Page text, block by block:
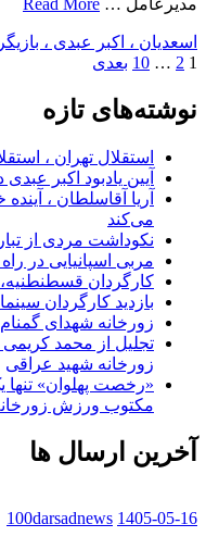
مدیرعامل … Read More
اسعدیان ، اکبر عبدی ، بازیگر
صفحه‌بندی
نوشته‌ها
1
2
…
10 بعدی
نوشته‌های تازه
استقلال تهران ،
آیین یادبود اکبر
آریا آقاسلطان ،
می‌کند
نکوداشت مردی از
مربی اسپانیایی در
کارگردان
بازدید کارگردان
زورخانه شهدای
تجلیل از محمد کریمی
زورخانه شهید عراقی
«رخصت پهلوان»
مکتوب ورزش
آخرین ارسال ها
100darsadnews 1405-05-16